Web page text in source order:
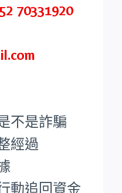
70331920
不是詐騙
經過
動追回資金